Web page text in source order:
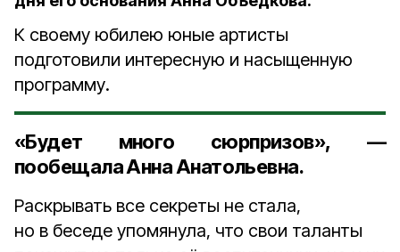
К своему юбилею юные артисты
подготовили интересную и насыщенную
программу.
«Будет много сюрпризов», —
пообещала Анна Анатольевна.
Раскрывать все секреты не стала,
но в беседе упомянула, что свои таланты